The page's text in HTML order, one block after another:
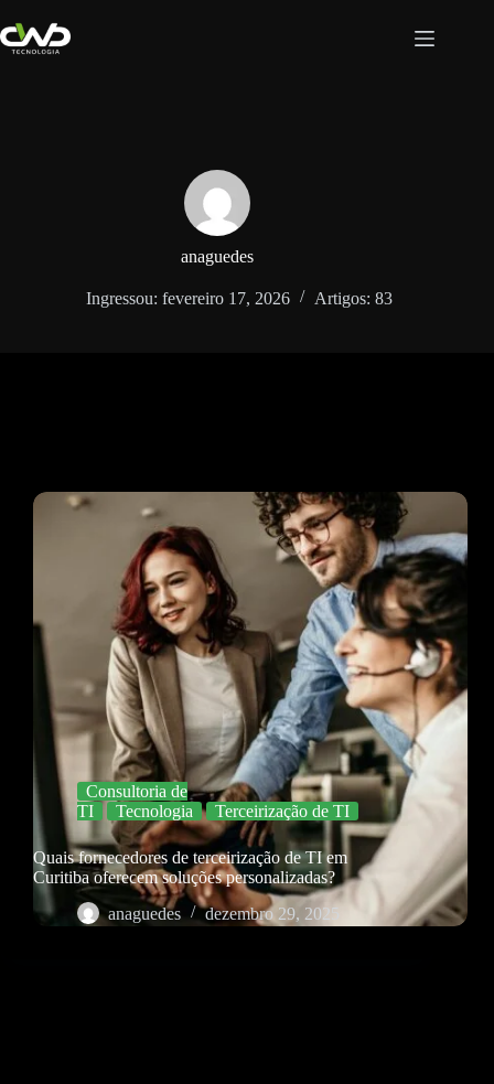
para
o
anaguedes
Ingressou: fevereiro 17, 2026 Artigos: 83
Consultoria de
TI
Tecnologia Terceirização de TI
Quais fornecedores de terceirização de TI em
Curitiba oferecem soluções personalizadas?
anaguedes
dezembro 29, 2025